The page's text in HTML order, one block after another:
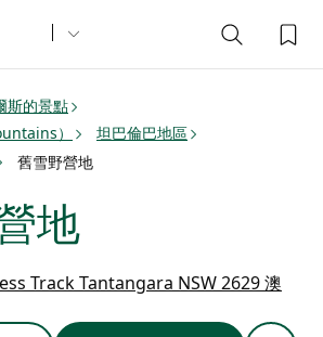
斯的景點
）
坦巴倫巴地區
舊雪野營地
地
Track Tantangara NSW 2629 澳